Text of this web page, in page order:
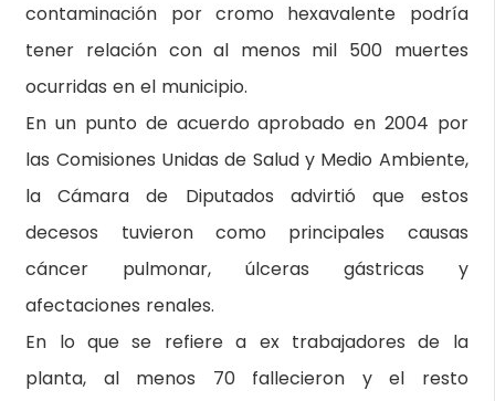
contaminación por cromo hexavalente podría
tener relación con al menos mil 500 muertes
ocurridas en el municipio.
En un punto de acuerdo aprobado en 2004 por
las Comisiones Unidas de Salud y Medio Ambiente,
la Cámara de Diputados advirtió que estos
decesos tuvieron como principales causas
cáncer pulmonar, úlceras gástricas y
afectaciones renales.
En lo que se refiere a ex trabajadores de la
planta, al menos 70 fallecieron y el resto